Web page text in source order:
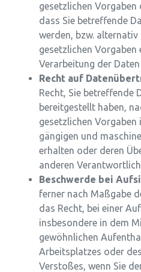
gesetzlichen Vorgaben
dass Sie betreffende
werden, bzw.
gesetzlichen Vorgaben
Verarbeitung der
Recht auf
Recht, Sie betreffende
bereitgestellt haben,
gesetzlichen
gängigen und
erhalten oder deren
anderen
Beschwerde bei
ferner nach Maßgabe
das Recht, bei einer
insbesondere in dem
gewöhnlichen
Arbeitsplatzes oder
Verstoßes, wenn Sie